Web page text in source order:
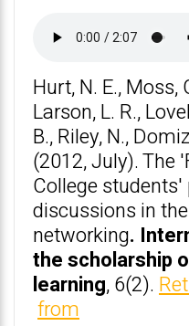
p
k
Hurt, N. E., Moss,
Larson, L. R.,
B., Riley, N.,
(2012, July). The
College
discussions in
networking.
the scholarship
learning, 6(2).
from